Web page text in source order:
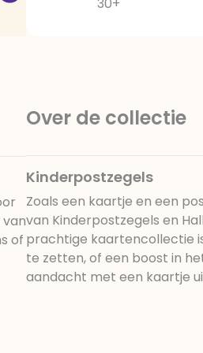
of
Over de collectie
Kinderpostzegels
Zoals een kaartje en een
van Kinderpostzegels en
prachtige kaartencollectie
te zetten, of een boost in
aandacht met een kaartje